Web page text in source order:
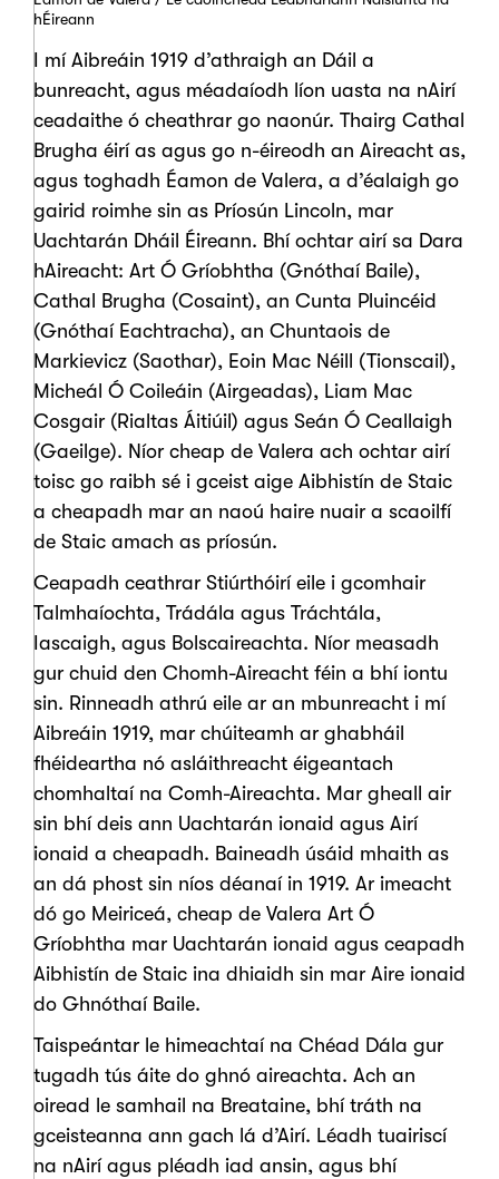
hÉireann
I mí Aibreáin 1919 d’athraigh an Dáil a
bunreacht, agus méadaíodh líon uasta na nAirí
ceadaithe ó cheathrar go naonúr. Thairg Cathal
Brugha éirí as agus go n-éireodh an Aireacht as,
agus toghadh Éamon de Valera, a d’éalaigh go
gairid roimhe sin as Príosún Lincoln, mar
Uachtarán Dháil Éireann. Bhí ochtar airí sa Dara
hAireacht: Art Ó Gríobhtha (Gnóthaí Baile),
Cathal Brugha (Cosaint), an Cunta Pluincéid
(Gnóthaí Eachtracha), an Chuntaois de
Markievicz (Saothar), Eoin Mac Néill (Tionscail),
Micheál Ó Coileáin (Airgeadas), Liam Mac
Cosgair (Rialtas Áitiúil) agus Seán Ó Ceallaigh
(Gaeilge). Níor cheap de Valera ach ochtar airí
toisc go raibh sé i gceist aige Aibhistín de Staic
a cheapadh mar an naoú haire nuair a scaoilfí
de Staic amach as príosún.
Ceapadh ceathrar Stiúrthóirí eile i gcomhair
Talmhaíochta, Trádála agus Tráchtála,
Iascaigh, agus Bolscaireachta. Níor measadh
gur chuid den Chomh-Aireacht féin a bhí iontu
sin. Rinneadh athrú eile ar an mbunreacht i mí
Aibreáin 1919, mar chúiteamh ar ghabháil
fhéideartha nó asláithreacht éigeantach
chomhaltaí na Comh-Aireachta. Mar gheall air
sin bhí deis ann Uachtarán ionaid agus Airí
ionaid a cheapadh. Baineadh úsáid mhaith as
an dá phost sin níos déanaí in 1919. Ar imeacht
dó go Meiriceá, cheap de Valera Art Ó
Gríobhtha mar Uachtarán ionaid agus ceapadh
Aibhistín de Staic ina dhiaidh sin mar Aire ionaid
do Ghnóthaí Baile.
Taispeántar le himeachtaí na Chéad Dála gur
tugadh tús áite do ghnó aireachta. Ach an
oiread le samhail na Breataine, bhí tráth na
gceisteanna ann gach lá d’Airí. Léadh tuairiscí
na nAirí agus pléadh iad ansin, agus bhí